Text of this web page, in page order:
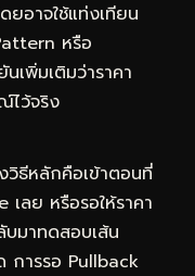
อาจใช้แท่งเทียน
หรือ
เพิ่มเติมว่าราคา
ไว้จริง
วิธีหลักคือเข้าตอนที่
เลย หรือรอให้ราคา
มาทดสอบเส้น
การรอ Pullback